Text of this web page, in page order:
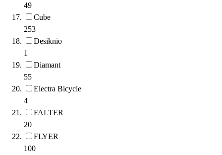
49
Cube
253
Desiknio
1
Diamant
55
Electra Bicycle
4
FALTER
20
FLYER
100